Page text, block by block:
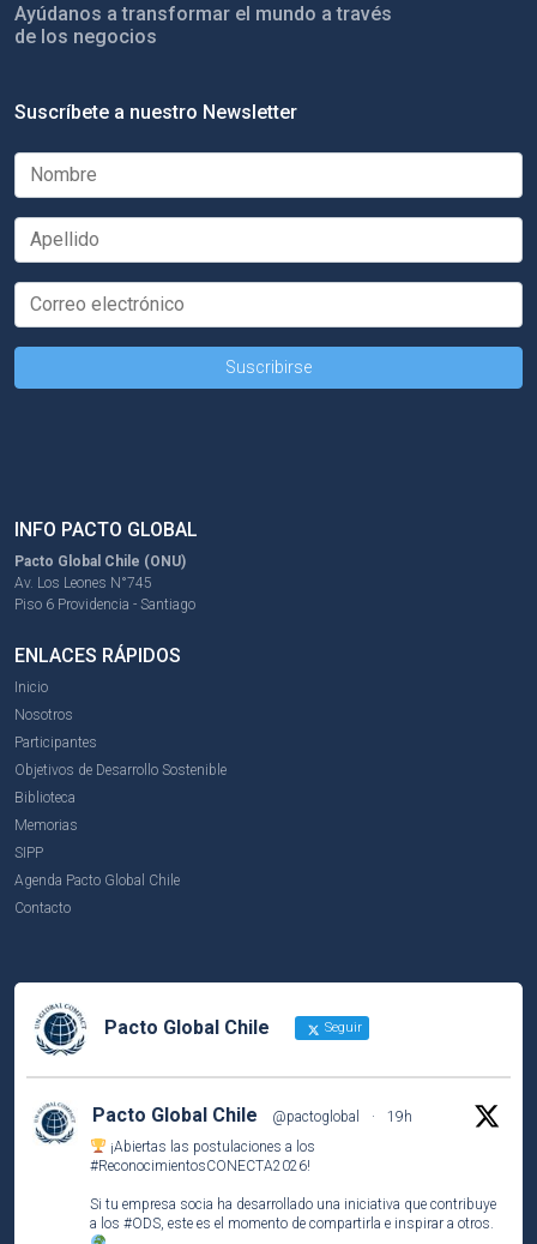
Ayúdanos a transformar el mundo a través
de los negocios
Suscríbete a nuestro Newsletter
INFO PACTO GLOBAL
Pacto Global Chile (ONU)
Av. Los Leones N°745
Piso 6 Providencia - Santiago
ENLACES RÁPIDOS
Inicio
Nosotros
Participantes
Objetivos de Desarrollo Sostenible
Biblioteca
Memorias
SIPP
Agenda Pacto Global Chile
Contacto
Pacto Global Chile Seguir
Pacto Global Chile @pactoglobal ·
19h
¡Abiertas las postulaciones a los
#ReconocimientosCONECTA2026!
Si tu empresa socia ha desarrollado una iniciativa que contribuye
a los #ODS , este es el momento de compartirla e inspirar a otros.